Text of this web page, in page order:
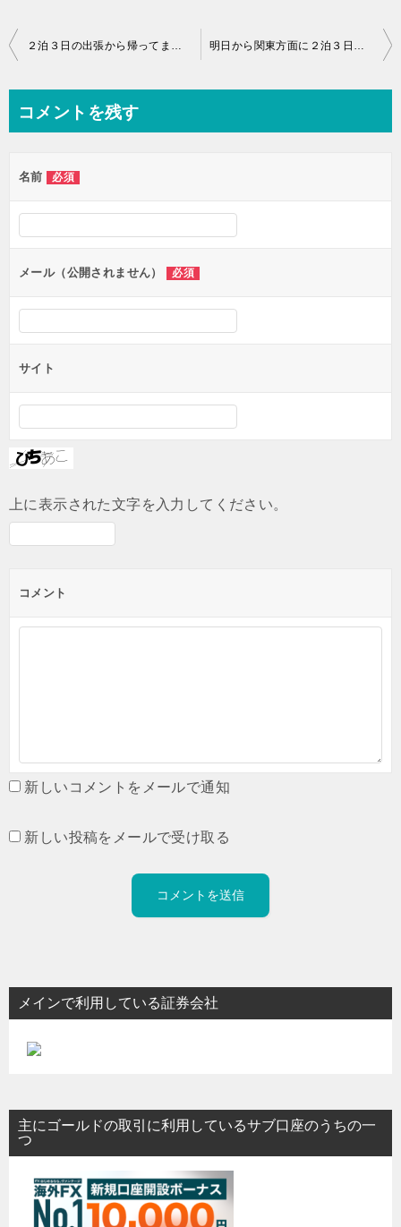
投
ビ
ー
シ
ョ
ン
２泊３日の出張から帰ってまいりました。 明日から関東方面に２泊３日で出張予定です。
コメントを残す
名前 必須
メール（公開されません） 必須
サイト
上に表示された文字を入力してください。
コメント
新しいコメントをメールで通知
新しい投稿をメールで受け取る
メインで利用している証券会社
主にゴールドの取引に利用しているサブ口座のうちの一
つ